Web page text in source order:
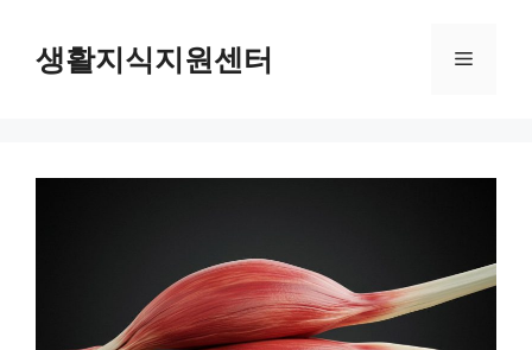
content생활지식지원센터 Menu